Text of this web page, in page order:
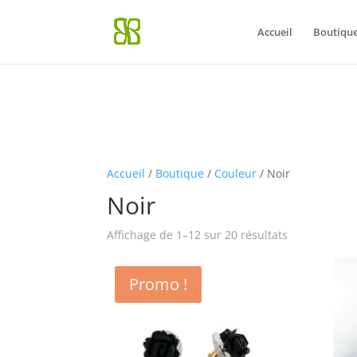
: La fonction WP_Styles::add a été appelée de façon
Débogage dans WordPress
Accueil
Accueil / Boutique / Couleur / Noir
Noir
Affichage de 1–12 sur 20 résultats
Promo !